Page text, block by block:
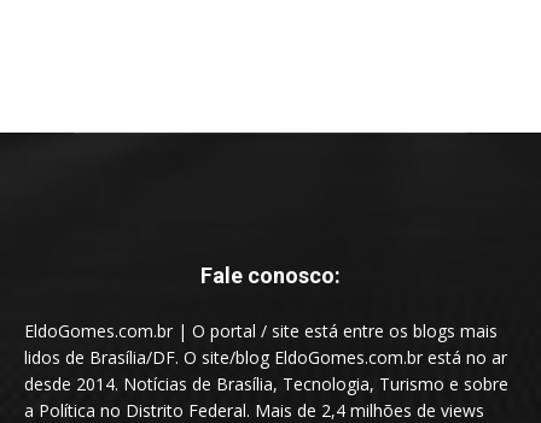
Fale conosco:
EldoGomes.com.br | O portal / site está entre os blogs mais
lidos de Brasília/DF. O site/blog EldoGomes.com.br está no ar
desde 2014. Notícias de Brasília, Tecnologia, Turismo e sobre
a Política no Distrito Federal. Mais de 2,4 milhões de views